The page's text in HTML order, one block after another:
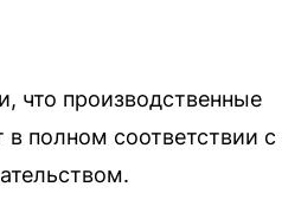
что производственные
полном соответствии с